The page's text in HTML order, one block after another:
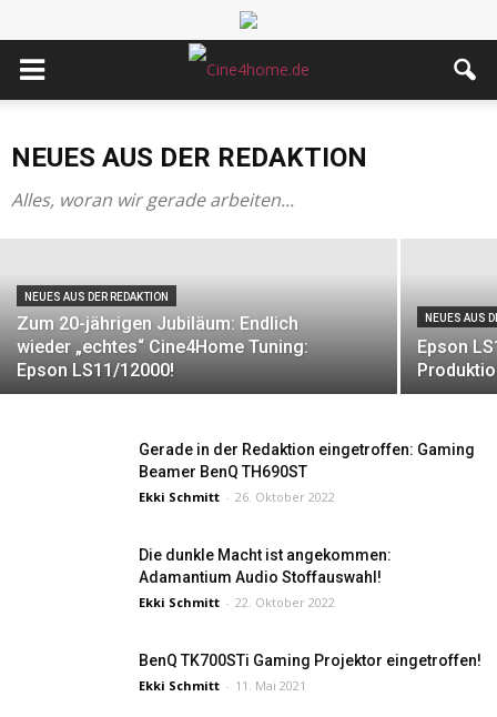
NEUES AUS DER REDAKTION
Alles, woran wir gerade arbeiten...
NEUES AUS DER REDAKTION
NZ700 – Frame Interpolation, ja oder
nein?
Ekki Schmitt - 7. September 2024
NEUES AUS DER REDAKTION
Zum 20-jährigen Jubiläum: Endlich
wieder „echtes“ Cine4Home Tuning:
Epson LS11/12000!
NEUES AUS
Epson
Gerade in der Redaktion eingetroffen: Gaming
Beamer BenQ TH690ST
Ekki Schmitt - 26. Oktober 2022
Die dunkle Macht ist angekommen:
Adamantium Audio Stoffauswahl!
Ekki Schmitt - 22. Oktober 2022
BenQ TK700STi Gaming Projektor eingetroffen!
Ekki Schmitt - 11. Mai 2021